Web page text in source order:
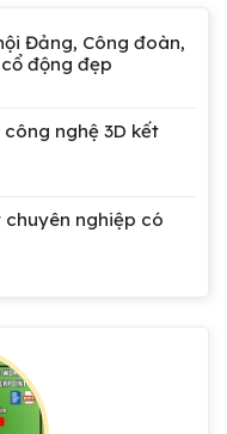
Đảng, Công đoàn,
động đẹp
công nghệ 3D kết
chuyên nghiệp có